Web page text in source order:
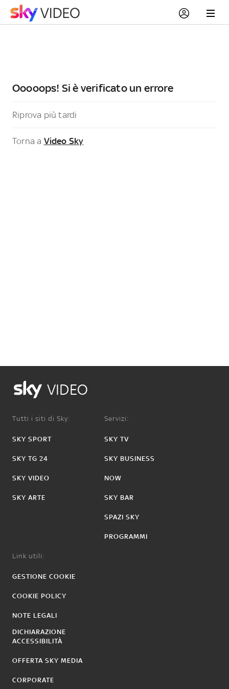
Ooooops! Si è verificato un errore
Riprova più tardi
Torna a Video Sky
VIDEO
Tutti i siti di Sky:
SKY SPORT
SKY TG 24
SKY VIDEO
SKY ARTE
Servizi:
SKY TV
SKY BUSINESS
NOW
SKY BAR
SPAZI SKY
PROGRAMMI
Link utili:
GESTIONE COOKIE
COOKIE POLICY
NOTE LEGALI
DICHIARAZIONE
ACCESSIBILITÀ
OFFERTA SKY MEDIA
CORPORATE